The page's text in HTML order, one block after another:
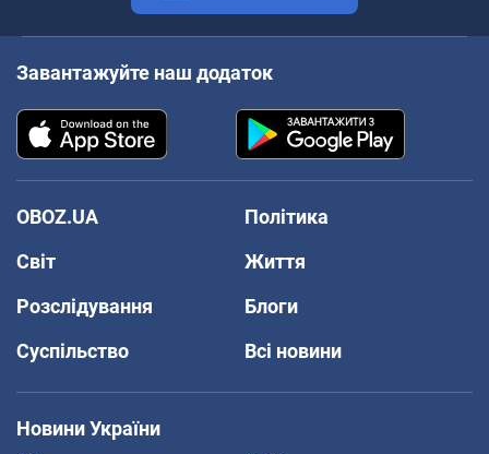
Завантажуйте наш додаток
OBOZ.UA
Політика
Світ
Життя
Розслідування
Блоги
Суспільство
Всі новини
Новини України